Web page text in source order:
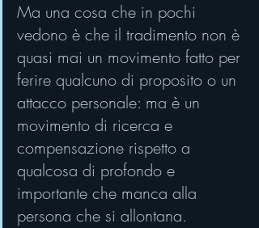
Ma una cosa che in pochi
vedono è che il tradimento non è
quasi mai un movimento fatto per
ferire qualcuno di proposito o un
attacco personale: ma è un
movimento di ricerca e
compensazione rispetto a
qualcosa di profondo e
importante che manca alla
persona che si allontana.